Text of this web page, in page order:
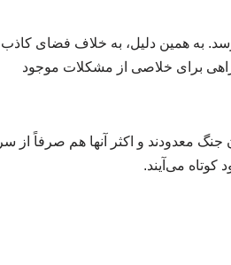
به همین دلیل، به خلاف فضای کاذب
راهی برای خلاصی از مشکلات موجود
معدودند و اکثر آنها هم صرفاً از سر
می‌آیند.